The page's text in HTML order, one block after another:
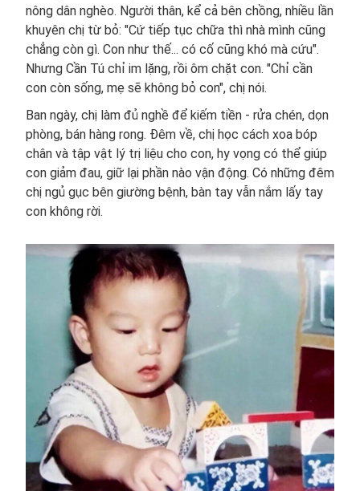
nông dân nghèo. Người thân, kể cả bên chồng, nhiều lần
khuyên chị từ bỏ: "Cứ tiếp tục chữa thì nhà mình cũng
chẳng còn gì. Con như thế... có cố cũng khó mà cứu".
Nhưng Cần Tú chỉ im lặng, rồi ôm chặt con. "Chỉ cần
con còn sống, mẹ sẽ không bỏ con", chị nói.
Ban ngày, chị làm đủ nghề để kiếm tiền - rửa chén, dọn
phòng, bán hàng rong. Đêm về, chị học cách xoa bóp
chân và tập vật lý trị liệu cho con, hy vọng có thể giúp
con giảm đau, giữ lại phần nào vận động. Có những đêm
chị ngủ gục bên giường bệnh, bàn tay vẫn nắm lấy tay
con không rời.